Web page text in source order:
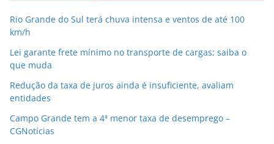
Rio Grande do Sul terá chuva intensa e ventos de até 100
km/h
Lei garante frete mínimo no transporte de cargas; saiba o
que muda
Redução da taxa de juros ainda é insuficiente, avaliam
entidades
Campo Grande tem a 4ª menor taxa de desemprego –
CGNotícias